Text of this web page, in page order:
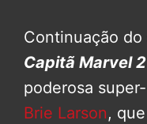
Continuação do
Capitã Marvel 2
poderosa
Brie Larson,